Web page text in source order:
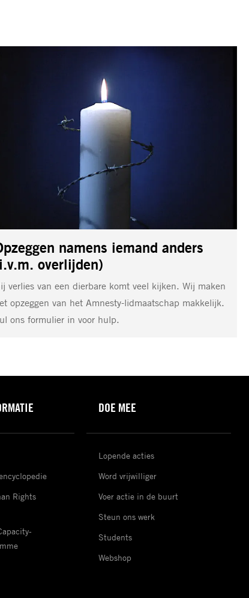
namens iemand anders
overlijden)
verlies van een dierbare komt veel kijken. Wij maken
opzeggen van het Amnesty-lidmaatschap makkelijk.
ons formulier in voor hulp.
Rights
DOE MEE
Lopende acties
Word vrijwilliger
Voer actie in de buurt
Steun ons werk
Students
Webshop